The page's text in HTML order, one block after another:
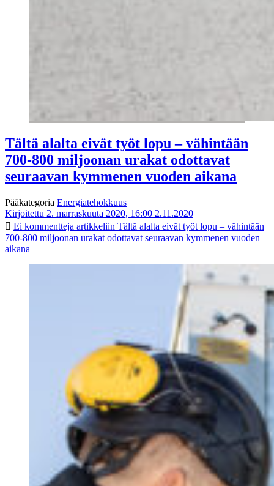
Tältä alalta eivät työt lopu – vähintään
700-800 miljoonan urakat odottavat
seuraavan kymmenen vuoden aikana
Pääkategoria Energiatehokkuus
Kirjoitettu 2. marraskuuta 2020, 16:00 2.11.2020
Ei kommentteja artikkeliin Tältä alalta eivät työt lopu – vähintään
700-800 miljoonan urakat odottavat seuraavan kymmenen vuoden
aikana